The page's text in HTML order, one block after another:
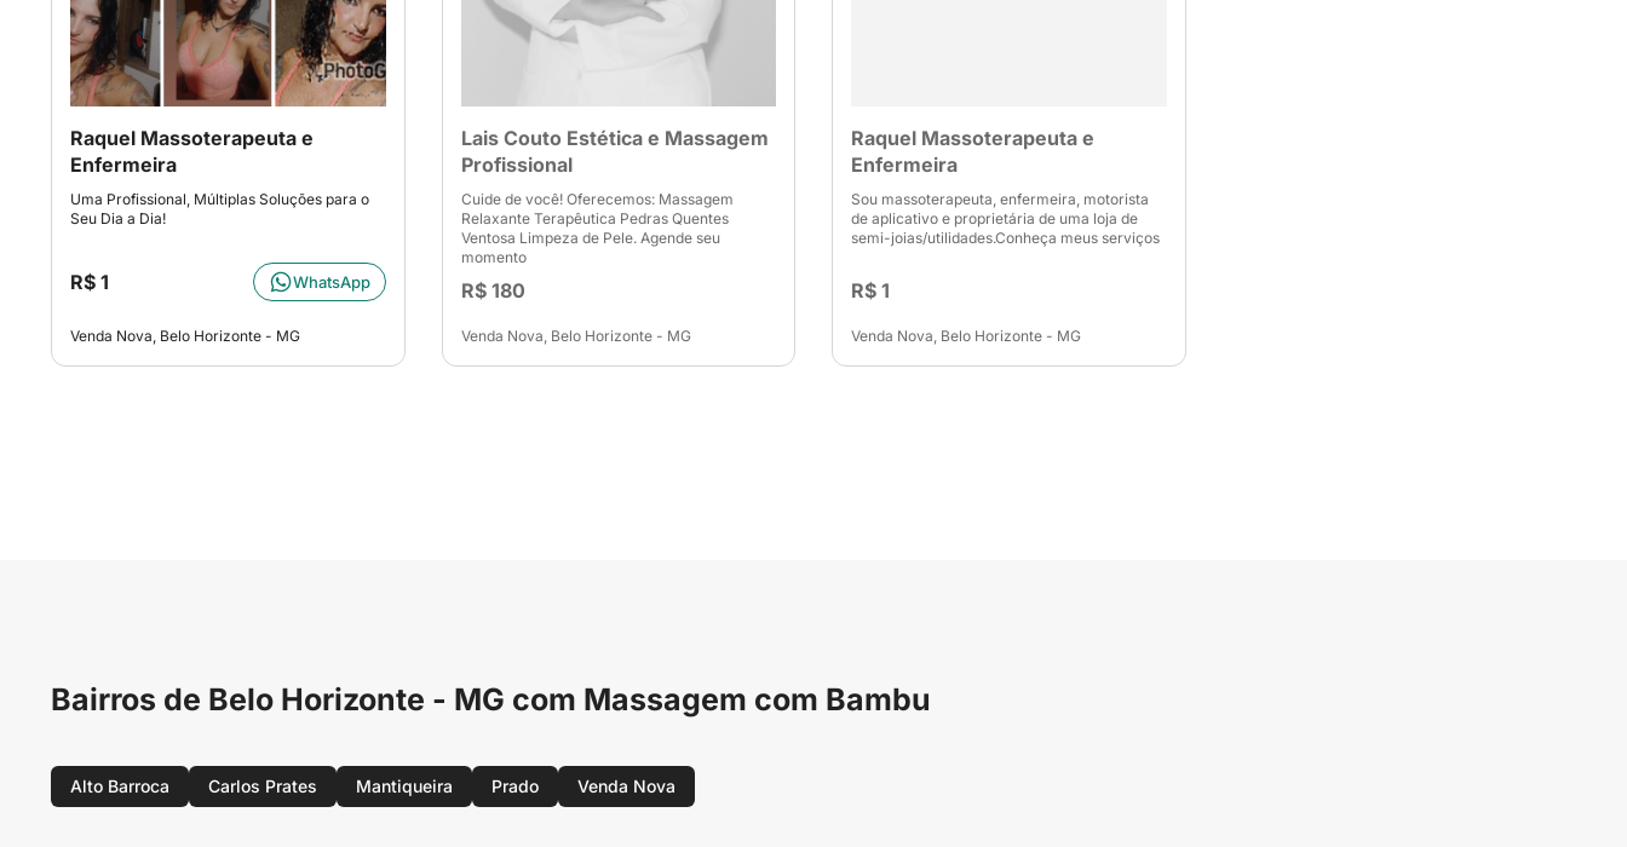
Raquel Massoterapeuta e
Enfermeira
Uma Profissional, Múltiplas Soluções para o
Seu Dia a Dia!
R$ 1 WhatsApp
Venda Nova, Belo Horizonte - MG
Lais Couto Estética e Massagem
Profissional
Cuide de você! Oferecemos: Massagem
Relaxante Terapêutica Pedras Quentes
Ventosa Limpeza de Pele. Agende seu
momento
R$ 180
Venda Nova, Belo Horizonte - MG
Raquel Massoterapeuta e
Enfermeira
Sou massoterapeuta, enfermeira, motorista
de aplicativo e proprietária de uma loja de
semi-joias/utilidades.Conheça meus serviços
R$ 1
Venda Nova, Belo Horizonte - MG
Bairros de Belo Horizonte - MG com Massagem com Bambu
Alto Barroca Carlos Prates Mantiqueira Prado Venda Nova